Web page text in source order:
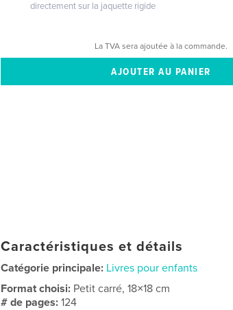
directement sur la jaquette rigide
La TVA sera ajoutée à la commande.
Caractéristiques et détails
Catégorie principale: Livres pour enfants
Format choisi: Petit carré, 18×18 cm
# de pages:124